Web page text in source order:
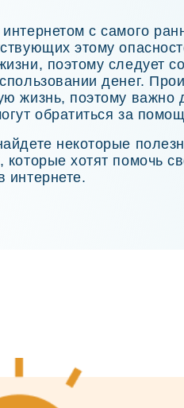
с самого
этому
поэтому следует
денег.
жизнь, поэтому
обратиться за
некоторые
которые хотят помочь
интернете.